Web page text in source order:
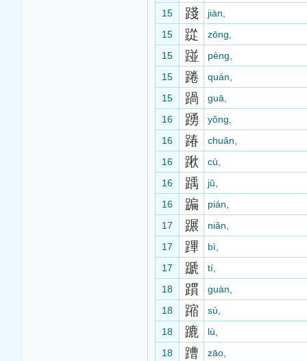
15
踐
jiàn,
15
踨
zōng,
15
踫
pèng,
15
踡
quán,
15
踻
guā,
16
踴
yǒng,
16
踳
chuǎn,
16
踿
cù,
16
踽
jǔ,
16
蹁
pián,
17
蹍
niǎn,
17
蹕
bì,
17
蹏
tí,
18
躀
guàn,
18
蹜
sù,
18
蹗
lù,
18
蹧
zāo,